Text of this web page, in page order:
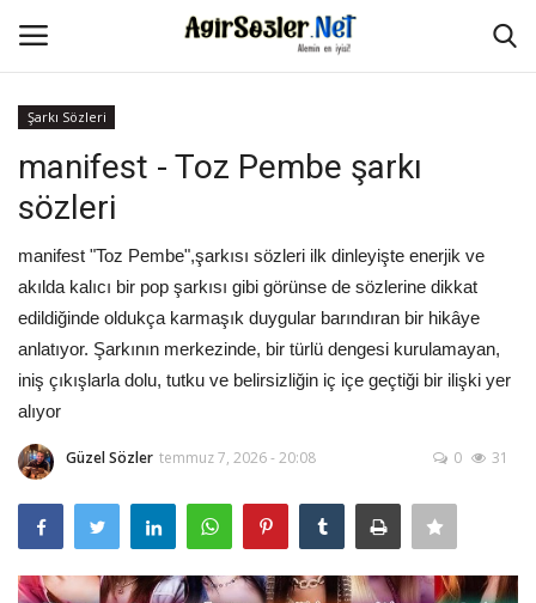
Anasayfa
İletişim
Aşk Sözleri
Güzel Sözler
Şarkı Sözleri
Ağır Sözler
Damar Sözler
Şarkı Sözleri
manifest - Toz Pembe şarkı
sözleri
manifest "Toz Pembe",şarkısı sözleri ilk dinleyişte enerjik ve
akılda kalıcı bir pop şarkısı gibi görünse de sözlerine dikkat
edildiğinde oldukça karmaşık duygular barındıran bir hikâye
anlatıyor. Şarkının merkezinde, bir türlü dengesi kurulamayan,
iniş çıkışlarla dolu, tutku ve belirsizliğin iç içe geçtiği bir ilişki yer
alıyor
Güzel Sözler temmuz 7, 2026 - 20:08 0 31